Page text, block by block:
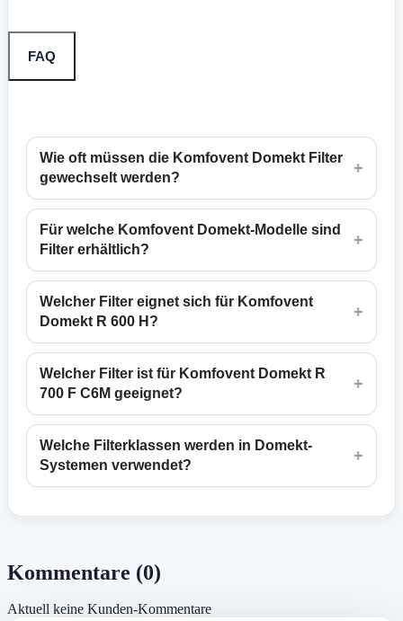
FAQ
Wie oft müssen die Komfovent Domekt Filter
gewechselt werden?
+
Für welche Komfovent Domekt-Modelle sind
Filter erhältlich?
+
Welcher Filter eignet sich für Komfovent
Domekt R 600 H?
+
Welcher Filter ist für Komfovent Domekt R
700 F C6M geeignet?
+
Welche Filterklassen werden in Domekt-
Systemen verwendet?
+
Kommentare (0)
Aktuell keine Kunden-Kommentare